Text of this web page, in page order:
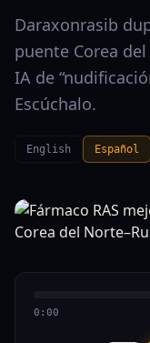
Daraxonrasib
puente Corea
IA de
Escúchalo.
English Español
0:00